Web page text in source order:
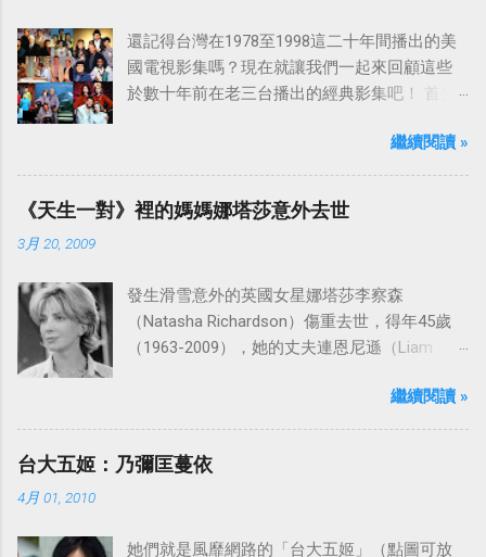
還記得台灣在1978至1998這二十年間播出的美
國電視影集嗎？現在就讓我們一起來回顧這些
於數十年前在老三台播出的經典影集吧！ 首先
「愛之船」（The Love Boat），這部影集最早
是在1977年9月24日至1986年5月24日於美國
ABC頻道首播，共播出了249集。 令人懷念的愛
之船旋律：
繼續閱讀 »
《天生一對》裡的媽媽娜塔莎意外去世
3月 20, 2009
發生滑雪意外的英國女星娜塔莎李察森
（Natasha Richardson）傷重去世，得年45歲
（1963-2009），她的丈夫連恩尼遜（Liam
到傷心，希望外界給他們空間撫平傷痛。繼續閱讀 »
台大五姬：乃彌匡蔓依
4月 01, 2010
她們就是風靡網路的「台大五姬」（點圖可放